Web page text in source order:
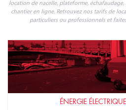
location de nacelle, plateforme,
chantier en ligne. Retrouvez nos tarifs de
particuliers ou professionnels et
ÉNERGIE